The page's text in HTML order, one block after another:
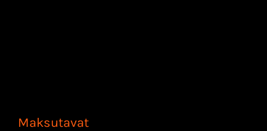
Maksutavat